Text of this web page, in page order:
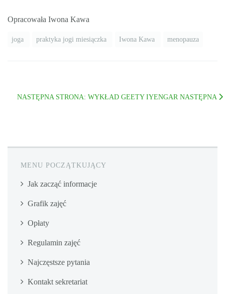
Opracowała Iwona Kawa
joga praktyka jogi miesiączka Iwona Kawa menopauza
NASTĘPNA STRONA: WYKŁAD GEETY IYENGAR NASTĘPNA
MENU POCZĄTKUJĄCY
Jak zacząć informacje
Grafik zajęć
Opłaty
Regulamin zajęć
Najczęstsze pytania
Kontakt sekretariat